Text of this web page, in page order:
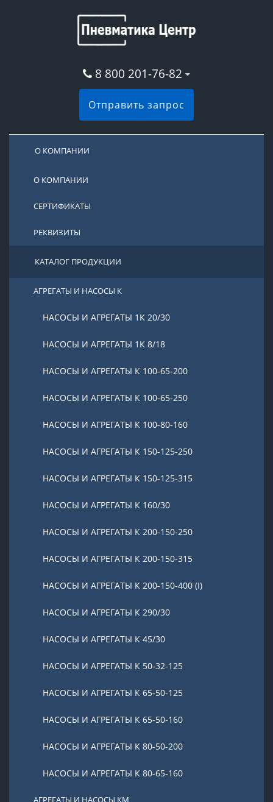
8 800 201-76-82
Отправить запрос
О КОМПАНИИ
О КОМПАНИИ
СЕРТИФИКАТЫ
РЕКВИЗИТЫ
КАТАЛОГ ПРОДУКЦИИ
АГРЕГАТЫ И НАСОСЫ К
НАСОСЫ И АГРЕГАТЫ 1К 20/30
НАСОСЫ И АГРЕГАТЫ 1К 8/18
НАСОСЫ И АГРЕГАТЫ К 100-65-200
НАСОСЫ И АГРЕГАТЫ К 100-65-250
НАСОСЫ И АГРЕГАТЫ К 100-80-160
НАСОСЫ И АГРЕГАТЫ К 150-125-250
НАСОСЫ И АГРЕГАТЫ К 150-125-315
НАСОСЫ И АГРЕГАТЫ К 160/30
НАСОСЫ И АГРЕГАТЫ К 200-150-250
НАСОСЫ И АГРЕГАТЫ К 200-150-315
НАСОСЫ И АГРЕГАТЫ К 200-150-400 (I)
НАСОСЫ И АГРЕГАТЫ К 290/30
НАСОСЫ И АГРЕГАТЫ К 45/30
НАСОСЫ И АГРЕГАТЫ К 50-32-125
НАСОСЫ И АГРЕГАТЫ К 65-50-125
НАСОСЫ И АГРЕГАТЫ К 65-50-160
НАСОСЫ И АГРЕГАТЫ К 80-50-200
НАСОСЫ И АГРЕГАТЫ К 80-65-160
АГРЕГАТЫ И НАСОСЫ КМ